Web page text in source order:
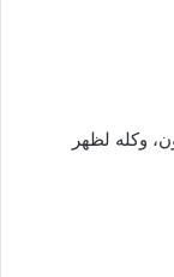
وكله لظهر